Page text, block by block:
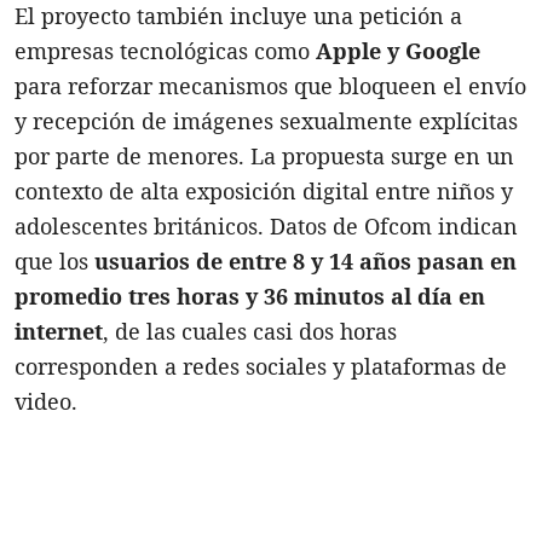
El proyecto también incluye una petición a
empresas tecnológicas como Apple y Google
para reforzar mecanismos que bloqueen el envío
y recepción de imágenes sexualmente explícitas
por parte de menores. La propuesta surge en un
contexto de alta exposición digital entre niños y
adolescentes británicos. Datos de Ofcom indican
que los usuarios de entre 8 y 14 años pasan en
promedio tres horas y 36 minutos al día en
internet, de las cuales casi dos horas
corresponden a redes sociales y plataformas de
video.